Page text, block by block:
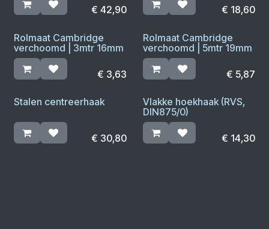
€ 42,90 € 18,60
Rolmaat Cambridge
verchoomd | 3mtr 16mm
€ 3,63
Rolmaat Cambridge
verchoomd | 5mtr 19mm
€ 5,87
Stalen centreerhaak
€ 30,80
Vlakke hoekhaak (RVS,
DIN875/0)
€ 14,30